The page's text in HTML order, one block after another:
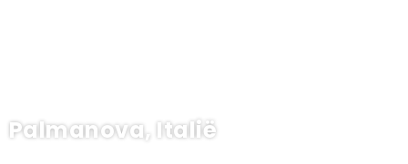
Palmanova, Italië